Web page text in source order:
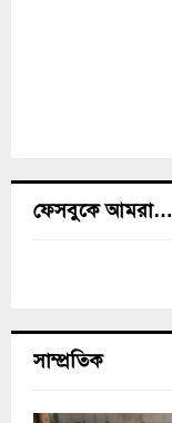
ফেসবুকে আমরা…
সাম্প্রতিক